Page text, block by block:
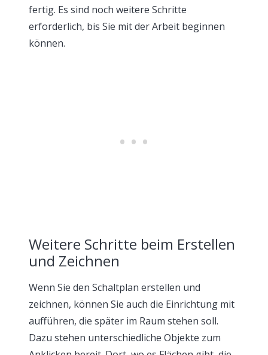
fertig. Es sind noch weitere Schritte
erforderlich, bis Sie mit der Arbeit beginnen
können.
Weitere Schritte beim Erstellen
und Zeichnen
Wenn Sie den Schaltplan erstellen und
zeichnen, können Sie auch die Einrichtung mit
aufführen, die später im Raum stehen soll.
Dazu stehen unterschiedliche Objekte zum